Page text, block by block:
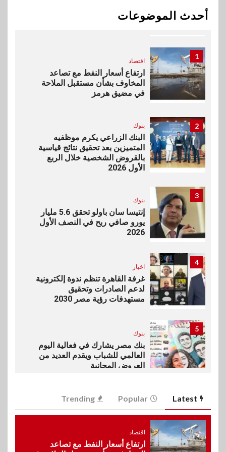
أحدث الموضوعاتبيان توضيحي صادر عن شركة
ناتجاس
1
اقتصاد
ارتفاع أسعار النفط مع تصاعد
المخاوف بشأن مستقبل الملاحة
في مضيق هرمز
2 بنوك
البنك الزراعي يكرم موظفيه
المتميزين بعد تحقيق نتائج قياسية
بالقروض الشخصية خلال الربع
الأول 2026
3
بنوك
إنتيسا سان باولو تحقق 5.6 مليار
يورو صافي ربح في النصف الأول
2026
4
اخبار
غرفة القاهرة تنظم ندوة إلكترونية
لدعم الصادرات وتحقيق
مستهدفات رؤية مصر 2030
5
بنوك
بنك مصر يشارك في فعالية اليوم
العالمي للشباب ويقدم العديد من
العروض المجانية
6
بنوك
بنك QNB مصر يعزز جاهزية
للنمو والتوسع
Latest
Popular
Trending
اقتصاد
ارتفاع أسعار النفط مع تصاعد